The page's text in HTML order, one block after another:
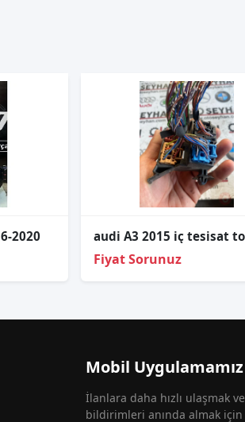
2020
Fiyat Sorunuz
Mobil Uygulamamız
İlanlara daha hızlı ulaşmak ve
bildirimleri anında almak için